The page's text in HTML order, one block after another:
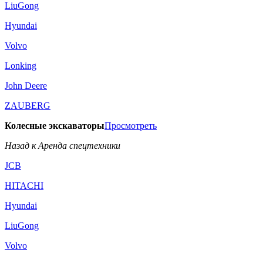
LiuGong
Hyundai
Volvo
Lonking
John Deere
ZAUBERG
Колесные экскаваторыПросмотреть
Назад к Аренда спецтехники
JCB
HITACHI
Hyundai
LiuGong
Volvo